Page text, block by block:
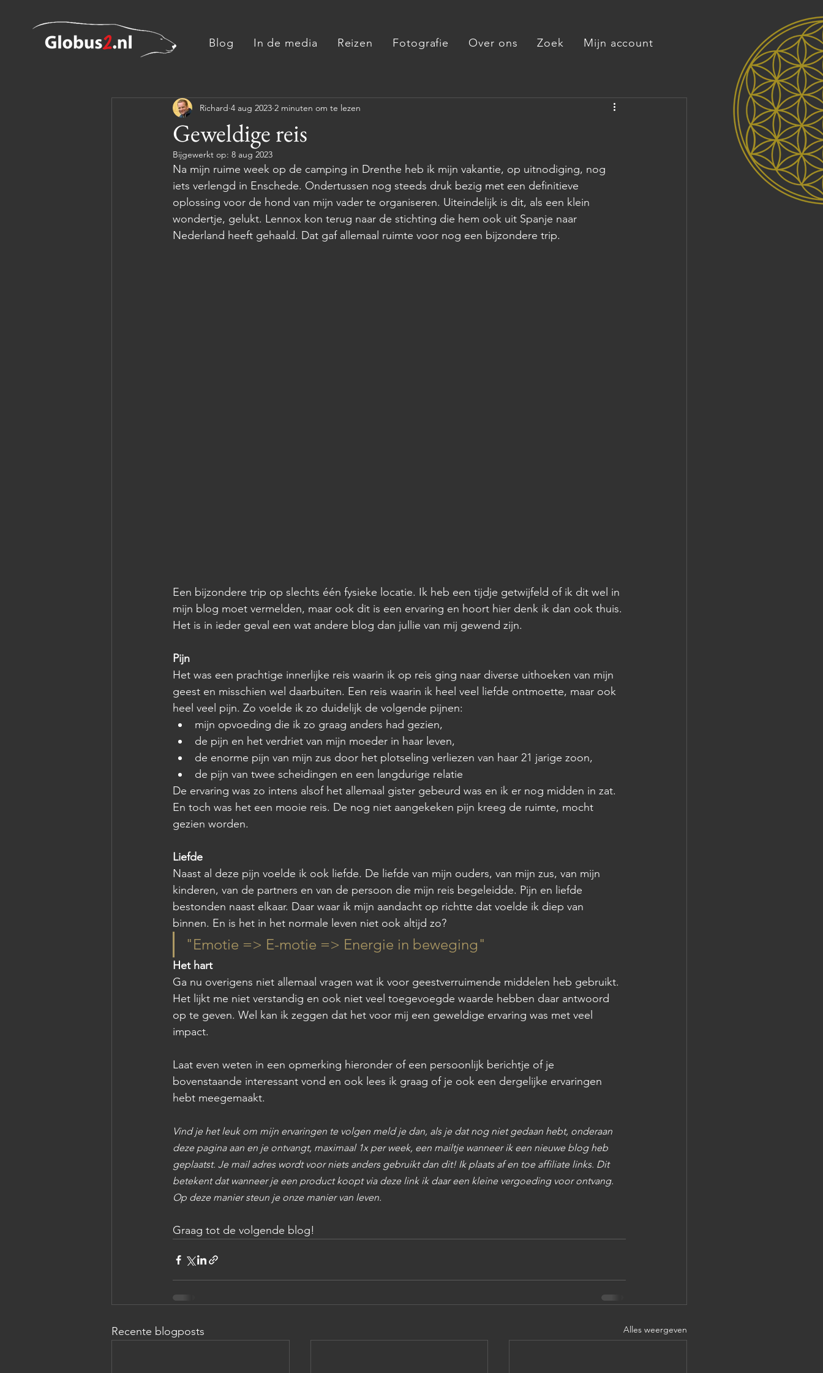
Blog In de media Reizen Fotografie Over ons Zoek Mijn account
Geweldige reis
Richard 4 aug 2023 2 minuten om te lezen
Bijgewerkt op: 8 aug 2023
Na mijn ruime week op de camping in Drenthe heb ik mijn vakantie, op uitnodiging, nog
iets verlengd in Enschede. Ondertussen nog steeds druk bezig met een definitieve
oplossing voor de hond van mijn vader te organiseren. Uiteindelijk is dit, als een klein
wondertje, gelukt. Lennox kon terug naar de stichting die hem ook uit Spanje naar
Nederland heeft gehaald. Dat gaf allemaal ruimte voor nog een bijzondere trip.
Een bijzondere trip op slechts één fysieke locatie. Ik heb een tijdje getwijfeld of ik dit wel in
mijn blog moet vermelden, maar ook dit is een ervaring en hoort hier denk ik dan ook thuis.
Het is in ieder geval een wat andere blog dan jullie van mij gewend zijn.
Pijn
Het was een prachtige innerlijke reis waarin ik op reis ging naar diverse uithoeken van mijn
geest en misschien wel daarbuiten. Een reis waarin ik heel veel liefde ontmoette, maar ook
heel veel pijn. Zo voelde ik zo duidelijk de volgende pijnen:
mijn opvoeding die ik zo graag anders had gezien,
de pijn en het verdriet van mijn moeder in haar leven,
de enorme pijn van mijn zus door het plotseling verliezen van haar 21 jarige zoon,
de pijn van twee scheidingen en een langdurige relatie
De ervaring was zo intens alsof het allemaal gister gebeurd was en ik er nog midden in zat.
En toch was het een mooie reis. De nog niet aangekeken pijn kreeg de ruimte, mocht
gezien worden.
Liefde
Naast al deze pijn voelde ik ook liefde. De liefde van mijn ouders, van mijn zus, van mijn
kinderen, van de partners en van de persoon die mijn reis begeleidde. Pijn en liefde
bestonden naast elkaar. Daar waar ik mijn aandacht op richtte dat voelde ik diep van
binnen. En is het in het normale leven niet ook altijd zo?
"Emotie => E-motie => Energie in beweging"
Het hart
Ga nu overigens niet allemaal vragen wat ik voor geestverruimende middelen heb gebruikt.
Het lijkt me niet verstandig en ook niet veel toegevoegde waarde hebben daar antwoord
op te geven. Wel kan ik zeggen dat het voor mij een geweldige ervaring was met veel
impact.
Laat even weten in een opmerking hieronder of een persoonlijk berichtje of je
bovenstaande interessant vond en ook lees ik graag of je ook een dergelijke ervaringen
hebt meegemaakt.
Vind je het leuk om mijn ervaringen te volgen meld je dan, als je dat nog niet gedaan hebt, onderaan
deze pagina aan en je ontvangt, maximaal 1x per week, een mailtje wanneer ik een nieuwe blog heb
geplaatst. Je mail adres wordt voor niets anders gebruikt dan dit! Ik plaats af en toe affiliate links. Dit
betekent dat wanneer je een product koopt via deze link ik daar een kleine vergoeding voor ontvang.
Op deze manier steun je onze manier van leven.
Graag tot de volgende blog!
Recente blogposts Alles weergeven